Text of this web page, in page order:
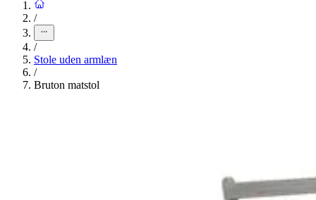
/
/
Stole uden armlæn
/
Bruton matstol